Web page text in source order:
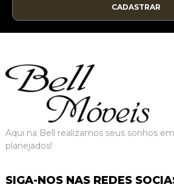
CADASTRAR
Aqui na Bell realizamos seus sonhos
planejados!
SIGA-NOS NAS REDES